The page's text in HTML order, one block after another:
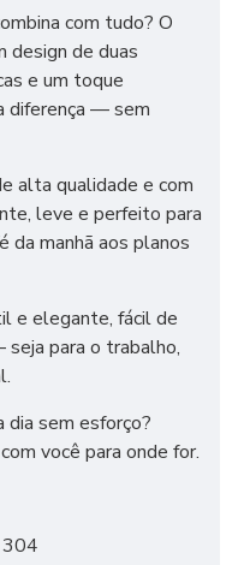
com tudo? O
design de duas
e um toque
diferença — sem
alta qualidade e com
leve e perfeito para
da manhã aos planos
e elegante, fácil de
para o trabalho,
sem esforço?
você para onde for.
304